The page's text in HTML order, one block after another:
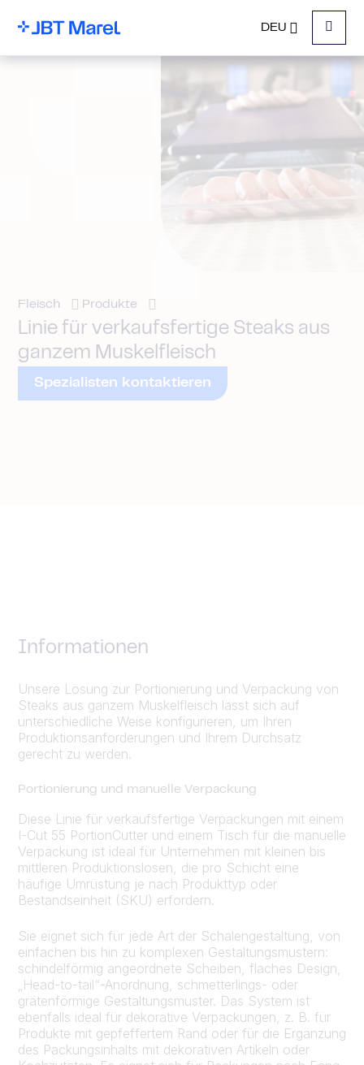
DEU
Menu
Fleisch Produkte
Linie für verkaufsfertige Steaks aus
ganzem Muskelfleisch
Spezialisten kontaktieren
Informationen
Unsere Lösung zur Portionierung und Verpackung von
Steaks aus ganzem Muskelfleisch lässt sich auf
unterschiedliche Weise konfigurieren, um Ihren
Produktionsanforderungen und Ihrem Durchsatz
gerecht zu werden.
Portionierung und manuelle Verpackung
Diese Linie für verkaufsfertige Verpackungen mit einem
I-Cut 55 PortionCutter und einem Tisch für die manuelle
Verpackung ist ideal für Unternehmen mit kleinen bis
mittleren Produktionslosen, die pro Schicht eine
häufige Umrüstung je nach Produkttyp oder
Bestandseinheit (SKU) erfordern.
Sie eignet sich für jede Art der Schalengestaltung, von
einfachen bis hin zu komplexen Gestaltungsmustern:
schindelförmig angeordnete Scheiben, flaches Design,
„Head-to-tail“-Anordnung, schmetterlings- oder
grätenförmige Gestaltungsmuster. Das System ist
ebenfalls ideal für dekorative Verpackungen, z. B. für
Produkte mit gepfeffertem Rand oder für die Ergänzung
des Packungsinhalts mit dekorativen Artikeln oder